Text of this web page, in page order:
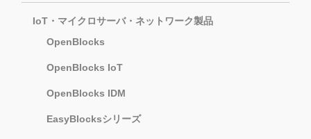
IoT・マイクロサーバ・ネットワーク製品
OpenBlocks
OpenBlocks IoT
OpenBlocks IDM
EasyBlocksシリーズ